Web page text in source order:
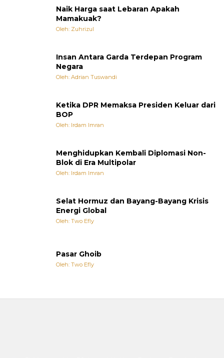
Naik Harga saat Lebaran Apakah
Mamakuak?
Oleh: Zuhrizul
Insan Antara Garda Terdepan Program
Negara
Oleh: Adrian Tuswandi
Ketika DPR Memaksa Presiden Keluar dari
BOP
Oleh: Irdam Imran
Menghidupkan Kembali Diplomasi Non-
Blok di Era Multipolar
Oleh: Irdam Imran
Selat Hormuz dan Bayang-Bayang Krisis
Energi Global
Oleh: Two Efly
Pasar Ghoib
Oleh: Two Efly